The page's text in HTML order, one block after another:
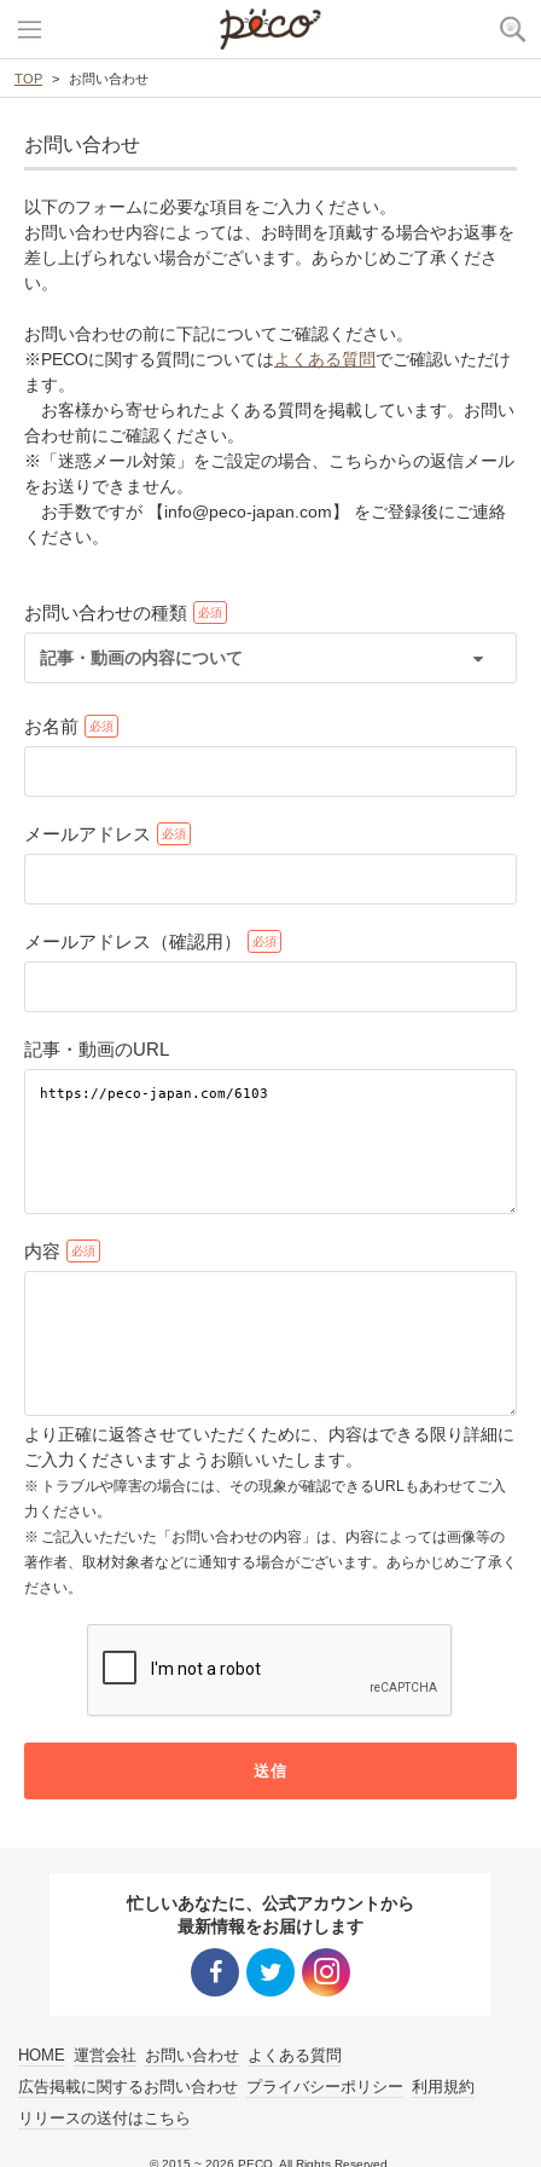
TOP お問い合わせ
お問い合わせ
以下のフォームに必要な項目をご入力ください。
お問い合わせ内容によっては、お時間を頂戴する場合やお返事を
差し上げられない場合がございます。あらかじめご了承くださ
い。
お問い合わせの前に下記についてご確認ください。
※PECOに関する質問についてはよくある質問でご確認いただけ
ます。
お客様から寄せられたよくある質問を掲載しています。お問い
合わせ前にご確認ください。
※「迷惑メール対策」をご設定の場合、こちらからの返信メール
をお送りできません。
お手数ですが 【info@peco-japan.com】 をご登録後にご連絡
ください。
お問い合わせの種類
記事・動画の内容について
お名前
メールアドレス
メールアドレス（確認用）
記事・動画のURL
内容
より正確に返答させていただくために、内容はできる限り詳細に
ご入力くださいますようお願いいたします。
トラブルや障害の場合には、その現象が確認できるURLもあわせてご入
力ください。
ご記入いただいた「お問い合わせの内容」は、内容によっては画像等の
著作者、取材対象者などに通知する場合がございます。あらかじめご了承く
ださい。
送信
忙しいあなたに、公式アカウントから
最新情報をお届けします
HOME 運営会社 お問い合わせ よくある質問
広告掲載に関するお問い合わせ プライバシーポリシー 利用規約
リリースの送付はこちら
© 2015 ~ 2026 PECO. All Rights Reserved.
アプリで開く